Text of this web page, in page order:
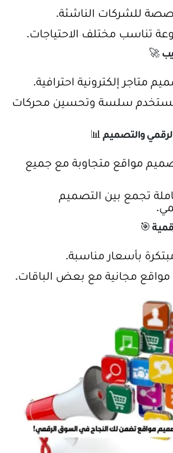
للشركات الناشئة.
تناسب مختلف الاحتياجات.
🚀
متاجر إلكترونية احترافية.
سلسة وتحسين محركات
📊
مواقع متجاوبة مع جميع
تجمع بين التصميم
🎯
بأسعار مناسبة.
مجانية مع بعض الباقات.